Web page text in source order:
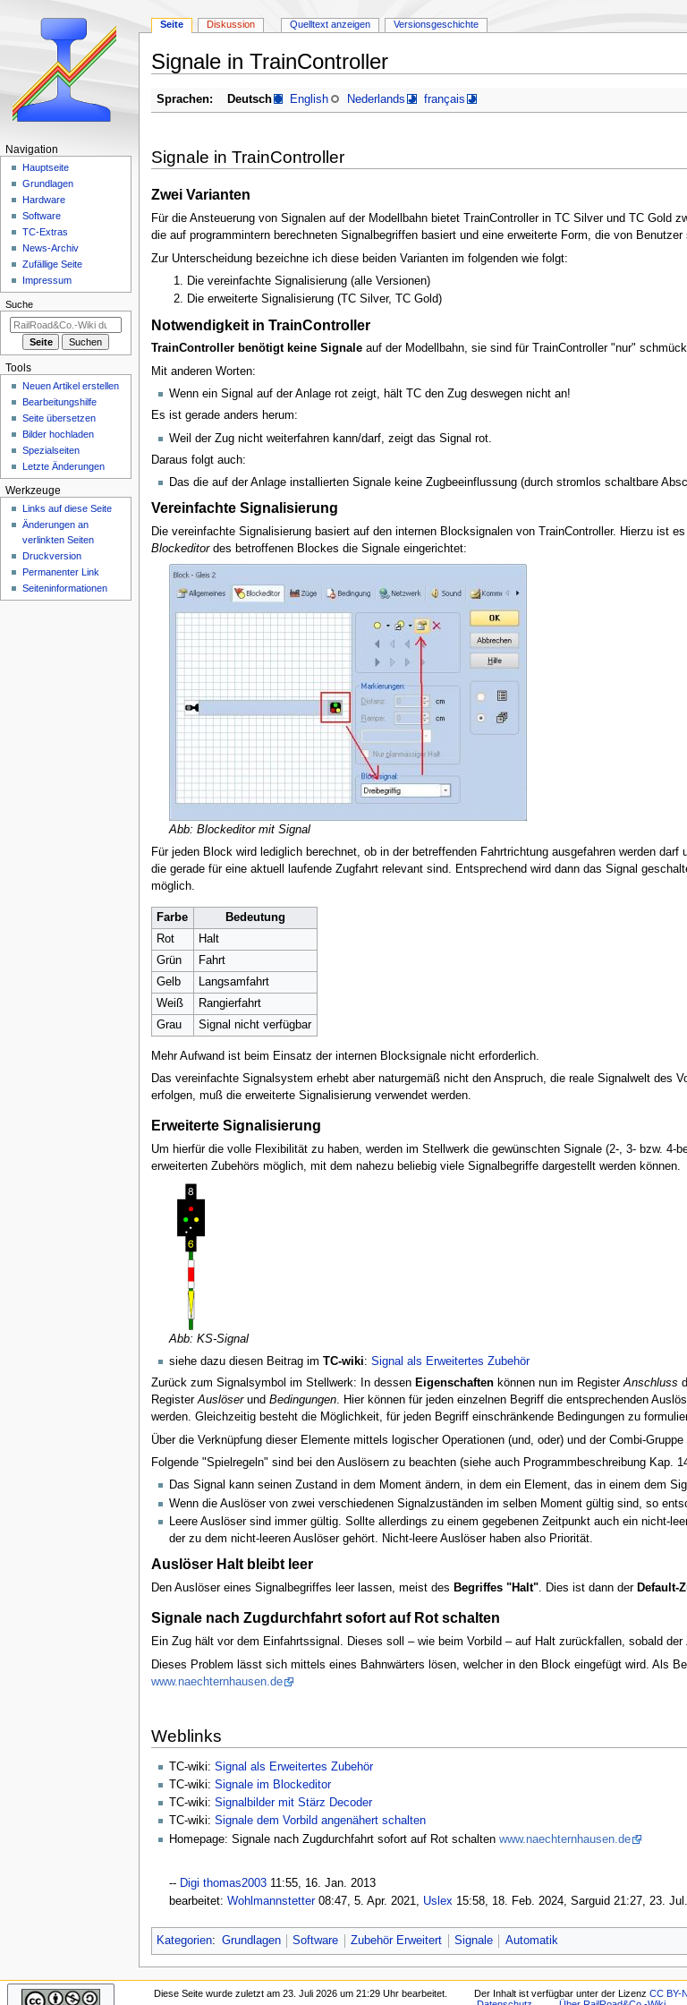
Signale in TrainController
Zur
Navigation
Zur
Suche
Sprachen: Deutsch English Nederlands français
Signale in TrainController
Zwei Varianten
Für die Ansteuerung von Signalen auf der Modellbahn bietet TrainController in TC Silver und TC Gold
die auf programmintern berechneten Signalbegriffen basiert und eine erweiterte Form, die von Benutzer
Zur Unterscheidung bezeichne ich diese beiden Varianten im folgenden wie folgt:
Die vereinfachte Signalisierung (alle Versionen)
Die erweiterte Signalisierung (TC Silver, TC Gold)
Notwendigkeit in TrainController
TrainController benötigt keine Signaleauf der Modellbahn, sie sind für TrainController "nur"
Mit anderen Worten:
Wenn ein Signal auf der Anlage rot zeigt, hält TC den Zug deswegen nicht an!
Es ist gerade anders herum:
Weil der Zug nicht weiterfahren kann/darf, zeigt das Signal rot.
Daraus folgt auch:
Das die auf der Anlage installierten Signale keine Zugbeeinflussung (durch stromlos schaltbare
Vereinfachte Signalisierung
Die vereinfachte Signalisierung basiert auf den internen Blocksignalen von TrainController. Hierzu ist
Blockeditordes betroffenen Blockes die Signale eingerichtet:
Abb: Blockeditor mit Signal
Für jeden Block wird lediglich berechnet, ob in der betreffenden Fahrtrichtung ausgefahren werden
die gerade für eine aktuell laufende Zugfahrt relevant sind. Entsprechend wird dann das Signal
möglich.
Farbe
Bedeutung
Rot
Halt
Grün
Fahrt
Gelb
Langsamfahrt
Weiß
Rangierfahrt
Grau
Signal nicht verfügbar
Mehr Aufwand ist beim Einsatz der internen Blocksignale nicht erforderlich.
Das vereinfachte Signalsystem erhebt aber naturgemäß nicht den Anspruch, die reale Signalwelt des
erfolgen, muß die erweiterte Signalisierung verwendet werden.
Erweiterte Signalisierung
Um hierfür die volle Flexibilität zu haben, werden im Stellwerk die gewünschten Signale (2-, 3- bzw.
erweiterten Zubehörs möglich, mit dem nahezu beliebig viele Signalbegriffe dargestellt werden können.
Abb: KS-Signal
siehe dazu diesen Beitrag im TC-wiki: Signal als Erweitertes Zubehör
Zurück zum Signalsymbol im Stellwerk: In dessen Eigenschaftenkönnen nun im RegisterAnschluss
RegisterAuslöserund Bedingungen. Hier können für jeden einzelnen Begriff die entsprechenden
werden. Gleichzeitig besteht die Möglichkeit, für jeden Begriff einschränkende Bedingungen zu
Über die Verknüpfung dieser Elemente mittels logischer Operationen (und, oder) und der Combi-
Folgende "Spielregeln" sind bei den Auslösern zu beachten (siehe auch Programmbeschreibung Kap.
Das Signal kann seinen Zustand in dem Moment ändern, in dem ein Element, das in einem dem
Wenn die Auslöser von zwei verschiedenen Signalzuständen im selben Moment gültig sind, so
Leere Auslöser sind immer gültig. Sollte allerdings zu einem gegebenen Zeitpunkt auch ein nicht-
der zu dem nicht-leeren Auslöser gehört. Nicht-leere Auslöser haben also Priorität.
Auslöser Halt bleibt leer
Den Auslöser eines Signalbegriffes leer lassen, meist des Begriffes "Halt". Dies ist dann der Default-
Signale nach Zugdurchfahrt sofort auf Rot schalten
Ein Zug hält vor dem Einfahrtssignal. Dieses soll – wie beim Vorbild – auf Halt zurückfallen, sobald
Dieses Problem lässt sich mittels eines Bahnwärters lösen, welcher in den Block eingefügt wird. Als
www.naechternhausen.de
Weblinks
TC-wiki: Signal als Erweitertes Zubehör
TC-wiki: Signale im Blockeditor
TC-wiki: Signalbilder mit Stärz Decoder
TC-wiki: Signale dem Vorbild angenähert schalten
Homepage: Signale nach Zugdurchfahrt sofort auf Rot schalten www.naechternhausen.de
-- Digi thomas200311:55, 16. Jan. 2013‎
bearbeitet: Wohlmannstetter08:47, 5. Apr. 2021‎, Uslex15:58, 18. Feb. 2024, Sarguid 21:27, 23.
Kategorien: Grundlagen Software Zubehör Erweitert Signale Automatik
N
i
o
m
Seite Diskussion Quelltext anzeigen Versionsgeschichte
Navigation
Hauptseite
Grundlagen
Hardware
Software
TC-Extras
News-Archiv
Zufällige Seite
Impressum
Suche
Tools
Neuen Artikel erstellen
Bearbeitungshilfe
Seite übersetzen
Bilder hochladen
Spezialseiten
Letzte Änderungen
Werkzeuge
Links auf diese Seite
Änderungen an
verlinkten Seiten
Druckversion
Permanenter Link
Seiten­­informationen
Diese Seite wurde zuletzt am 23. Juli 2026 um 21:29 Uhr bearbeitet. Der Inhalt ist verfügbar unter der Lizenz CC BY-